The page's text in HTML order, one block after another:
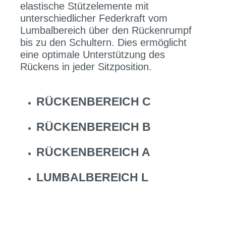
elastische Stützelemente mit
unterschiedlicher Federkraft vom
Lumbalbereich über den Rückenrumpf
bis zu den Schultern. Dies ermöglicht
eine optimale Unterstützung des
Rückens in jeder Sitzposition.
RÜCKENBEREICH C
RÜCKENBEREICH B
RÜCKENBEREICH A
LUMBALBEREICH L